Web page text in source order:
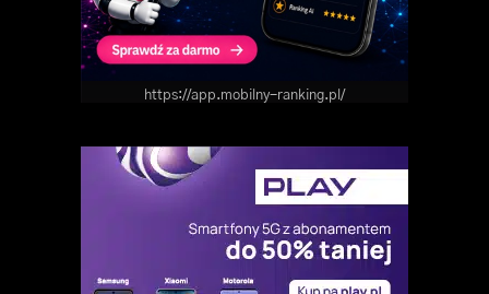
https://app.mobilny-ranking.pl/